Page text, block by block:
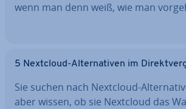
wenn man denn weiß, wie man
5 Nextcloud-Al­ter­na­ti­ven im
Sie suchen nach Nextcloud-
aber wissen, ob sie Nextcloud das